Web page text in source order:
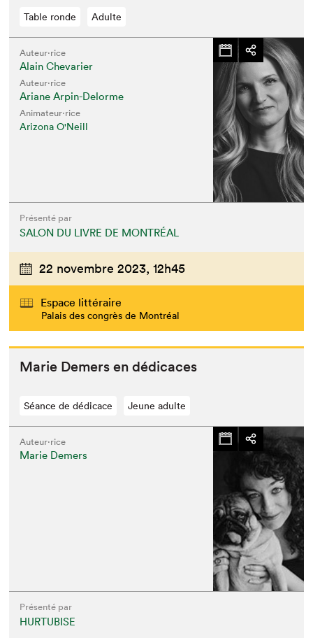
Table ronde Adulte
Auteur·rice
Alain Chevarier
Auteur·rice
Ariane Arpin-Delorme
Animateur⋅rice
Arizona O'Neill
Présenté par
SALON DU LIVRE DE MONTRÉAL
22 novembre 2023, 12h45
Espace littéraire
Palais des congrès de Montréal
Marie Demers en dédicaces
Séance de dédicace Jeune adulte
Auteur·rice
Marie Demers
Présenté par
HURTUBISE